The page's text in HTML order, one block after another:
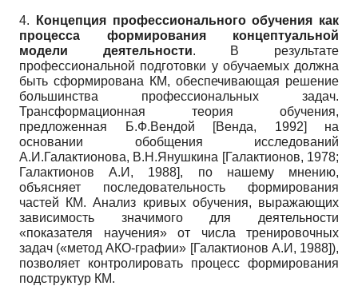
4.
Концепция профессионального обучения как
процесса формирования концептуальной
модели деятельности. В результате
профессиональной подготовки у обучаемых должна
быть сформирована КМ, обеспечивающая решение
большинства профессиональных задач.
Трансформационная теория обучения,
предложенная Б.Ф.Вендой
[Венда, 1992] на
основании обобщения исследований
А.И.Галактионова, В.Н.Янушкина [Галактионов, 1978;
Галактионов А.И, 1988], по нашему мнению,
объясняет последовательность формирования
частей КМ. Анализ кривых обучения, выражающих
зависимость значимого для деятельности
«показателя научения» от числа тренировочных
задач («метод АКО-графии» [Галактионов А.И, 1988]),
позволяет контролировать процесс формирования
подструктур КМ.